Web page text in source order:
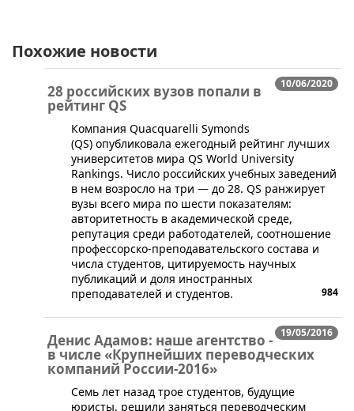
Похожие новости
10/06/2020
28 российских вузов попали в
рейтинг QS
​Компания Quacquarelli Symonds
(QS) опубликовала ежегодный рейтинг лучших
университетов мира QS World University
Rankings. Число российских учебных заведений
в нем возросло на три — до 28. QS ранжирует
вузы всего мира по шести показателям:
авторитетность в академической среде,
репутация среди работодателей, соотношение
профессорско-преподавательского состава и
числа студентов, цитируемость научных
публикаций и доля иностранных
преподавателей и студентов.
984
19/05/2016
Денис Адамов: наше агентство -
в числе «Крупнейших переводческих
компаний России-2016»
​Семь лет назад трое студентов, будущие
юристы, решили заняться переводческим